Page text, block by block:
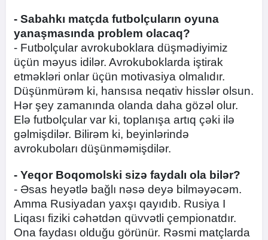
- Sabahkı matçda futbolçuların oyuna
yanaşmasında problem olacaq?
- Futbolçular avrokuboklara düşmədiyimiz
üçün məyus idilər. Avrokuboklarda iştirak
etməkləri onlar üçün motivasiya olmalıdır.
Düşünmürəm ki, hansısa neqativ hisslər olsun.
Hər şey zamanında olanda daha gözəl olur.
Elə futbolçular var ki, toplanışa artıq çəki ilə
gəlmişdilər. Bilirəm ki, beyinlərində
avrokuboları düşünməmişdilər.
- Yeqor Boqomolski sizə faydalı ola bilər?
- Əsas heyətlə bağlı nəsə deyə bilməyəcəm.
Amma Rusiyadan yaxşı qayıdıb. Rusiya I
Liqası fiziki cəhətdən qüvvətli çempionatdır.
Ona faydası olduğu görünür. Rəsmi matçlarda